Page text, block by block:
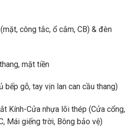
công tắc, ổ cắm, CB) & đèn
mặt tiền
bếp gỗ, tay vịn lan can cầu thang)
Kính-Cửa nhựa lõi thép (Cửa cổng,
Mái giếng trời, Bông bảo vệ)